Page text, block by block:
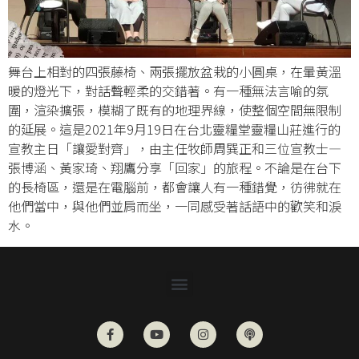
舞台上相對的四張藤椅、兩張擺放盆栽的小圓桌，在暈黃溫
暖的燈光下，對話聲輕柔的交錯著。有一種無法言喻的氛
圍，渲染擴張，模糊了既有的地理界線，使整個空間無限制
的延展。這是2021年9月19日在台北靈糧堂靈糧山莊進行的
宣教主日「讓愛對齊」，由主任牧師周巽正和三位宣教士—
張博涵、黃家琦、翔鷹分享「回家」的旅程。不論是在台下
的長椅區，還是在電腦前，都會讓人有一種錯覺，彷彿就在
他們當中，與他們並肩而坐，一同感受著話語中的歡笑和淚
水。